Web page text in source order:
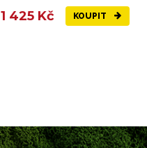
1 425 Kč KOUPIT